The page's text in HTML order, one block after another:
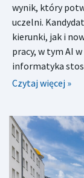
wynik, który
uczelni.
kierunki, jak i
pracy, w tym AI
informatyka
Czytaj więcej »